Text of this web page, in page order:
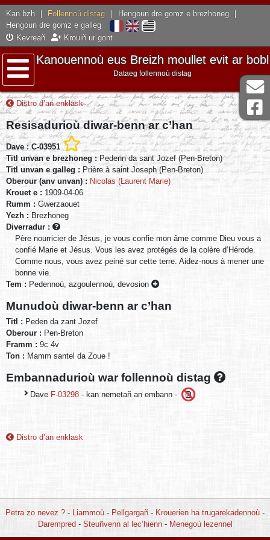
Kan.bzh Follennoù distag Hengoun dre gomz e brezhoneg
Hengoun dre gomz e galleg
Kevreañ
Krouiñ ur gont
Lañser
Kanouennoù eus Breizh moullet evit ar bobl
Dataeg follennoù distag
Distro d’an enklask
Resisadurioù diwar-benn ar c’han
Dave : C-03951
Titl unvan e brezhoneg :Pedenn da sant Jozef (Pen-Breton)
Titl unvan e galleg : Prière à saint Joseph (Pen-Breton)
Oberour (anv unvan) : Nicolas (Laurent Marie)
Krouet e : 1909-04-06
Rumm : Gwerzaouet
Yezh : Brezhoneg
Diverradur :
Père nourricier de Jésus, je vous confie mon âme comme Dieu vous a
confié Marie et Jésus. Vous les avez protégés de la colère d’Hérode.
Comme nous, vous avez peiné sur cette terre. Aidez-nous à mener une
bonne vie.
Tem : Pedennoù, azgoulennoù, devosion
Munudoù diwar-benn ar c’han
Titl : Peden da zant Jozef
Oberour : Pen-Breton
Framm : 9c 4v
Ton : Mamm santel da Zoue !
Embannadurioù war follennoù distag
Dave F-03298 - kan nemetañ an embann -
Distro d’an enklask
Petra zo nevez ? - Liammoù - Pellgargañ - Krouerien ha trugarekadennoù -
Darempred- Steuñvenn al lec’hienn- Menegoù lezennel